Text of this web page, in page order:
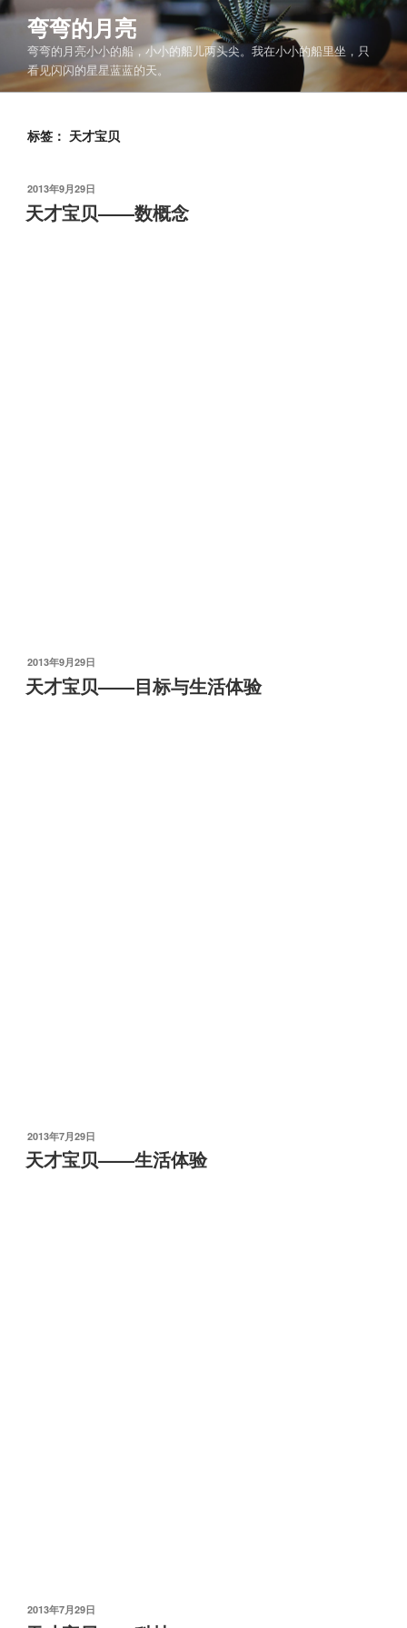
跳
容
弯弯的月亮
弯弯的月亮小小的船，小小的船儿两头尖。我在小小的船里坐，只
看见闪闪的星星蓝蓝的天。
标签： 天才宝贝
发
布
于
2013年9月29日
天才宝贝——数概念
发
布
于
2013年9月29日
天才宝贝——目标与生活体验
发
布
于
2013年7月29日
天才宝贝——生活体验
发
布
2013年7月29日